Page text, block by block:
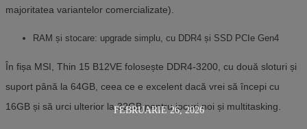
FEBRUARIE 26, 2026
majoritatea variantelor comercializate).
RAM și stocare: upgrade simplu, cu DDR4 și SSD PCIe Gen4
În fișa MSI, Thin 15 B12VE folosește DDR4-3200, cu două sloturi și
suport până la 64GB, ceea ce e excelent dacă vrei să începi cu
16GB și să urci ulterior la 32GB pentru jocuri noi și multitasking.